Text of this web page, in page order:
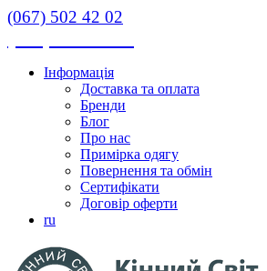
(067) 502 42 02
Інформація
Доставка та оплата
Бренди
Блог
Про нас
Примірка одягу
Повернення та обмін
Сертифікати
Договір оферти
ru